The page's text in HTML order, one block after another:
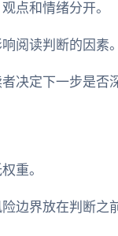
点和情绪分开。
阅读判断的因素。
决定下一步是否
重。
边界放在判断之